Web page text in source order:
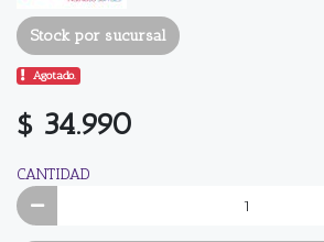
Stock por sucursal
Agotado.
$ 34.990
CANTIDAD